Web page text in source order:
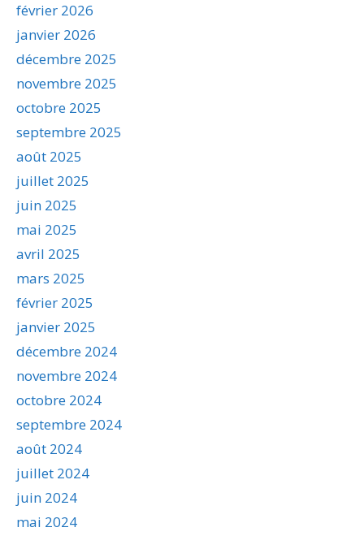
février 2026
janvier 2026
décembre 2025
novembre 2025
octobre 2025
septembre 2025
août 2025
juillet 2025
juin 2025
mai 2025
avril 2025
mars 2025
février 2025
janvier 2025
décembre 2024
novembre 2024
octobre 2024
septembre 2024
août 2024
juillet 2024
juin 2024
mai 2024